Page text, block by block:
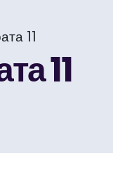
11
11